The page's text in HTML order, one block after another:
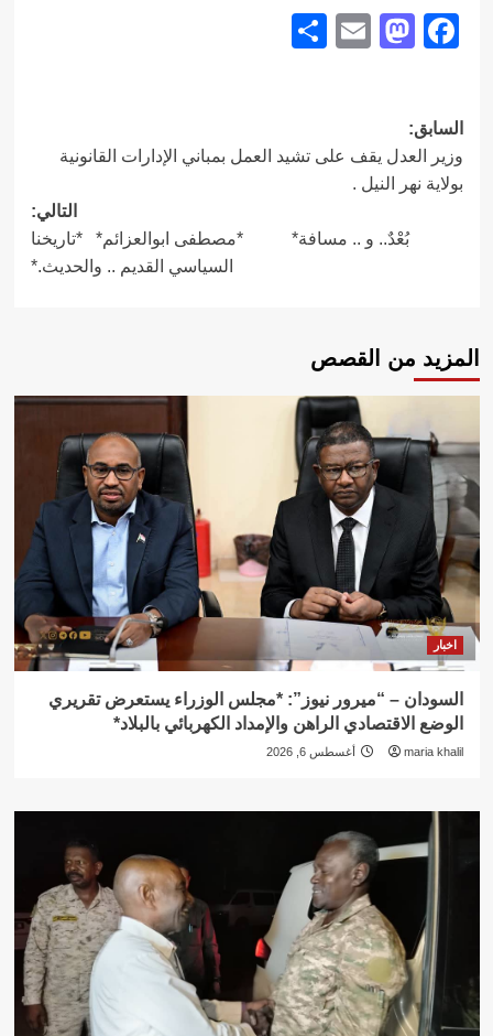
Facebook
Mastodon
Email
تصفّح
المقالات
السابق:
وزير العدل يقف على تشيد العمل بمباني الإدارات القانونية
بولاية نهر النيل .
التالي:
بُعْدٌ.. و .. مسافة* *مصطفى ابوالعزائم* *تاريخنا
السياسي القديم .. والحديث.*
المزيد من القصص
اخبار
السودان – “ميرور نيوز”: *مجلس الوزراء يستعرض تقريري
الوضع الاقتصادي الراهن والإمداد الكهربائي بالبلاد*
maria khalil أغسطس 6, 2026